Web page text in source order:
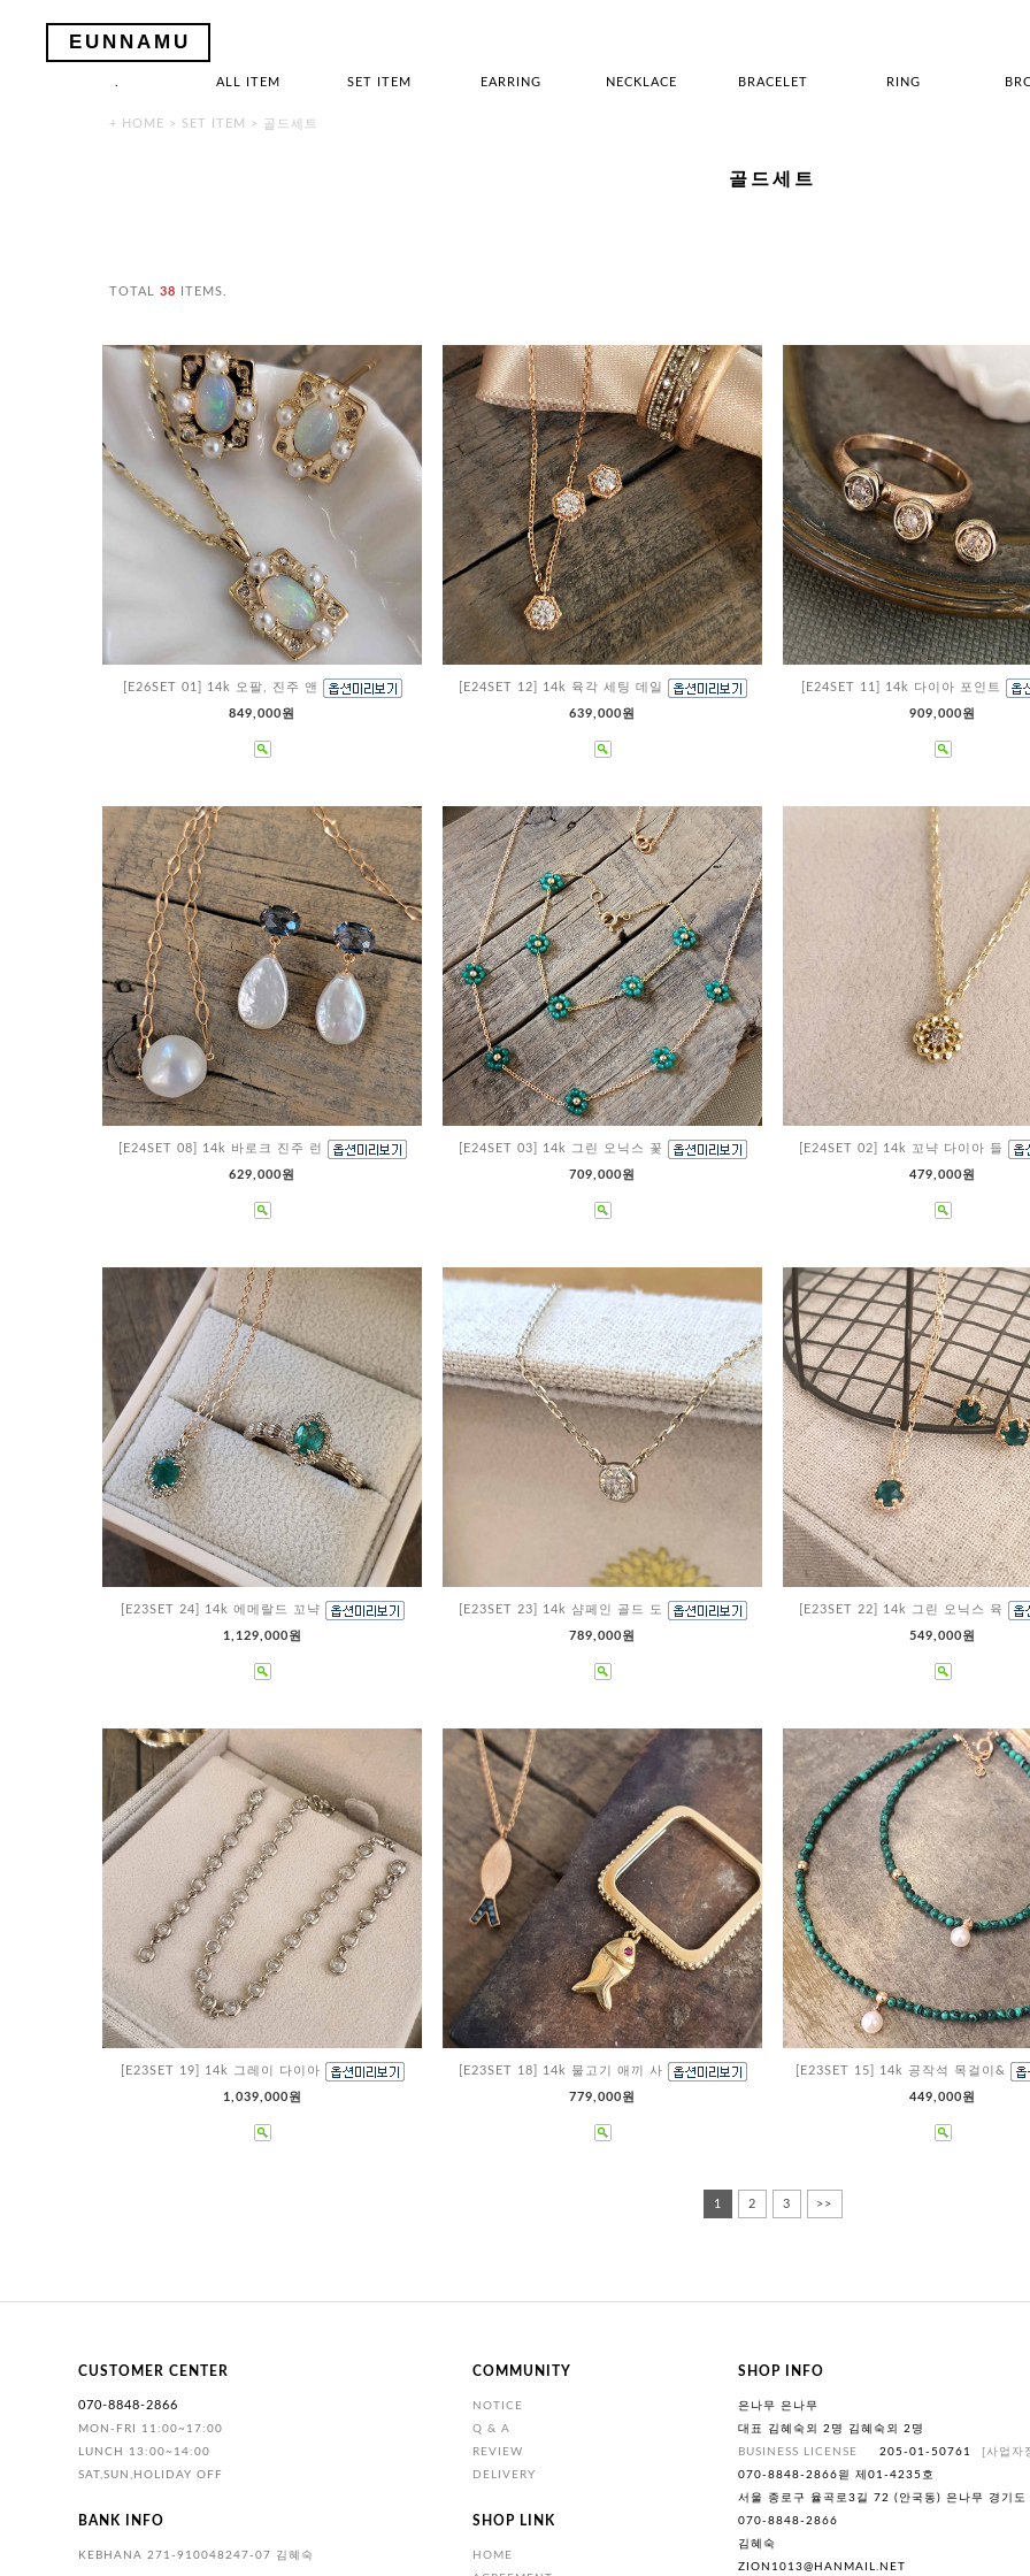
EUNNAMU
ALL ITEM SET ITEM EARRING NECKLACE BRACELET RING
+ HOME > SET ITEM > 골드세트
골드세트
TOTAL 38 ITEMS.
[E26SET 01] 14k 오팔, 진주 앤
849,000원
[E24SET 12] 14k 육각 세팅 데일
639,000원
[E24SET 11] 14k 다이아 포인트
909,000원
[E24SET 08] 14k 바로크 진주 런
629,000원
[E24SET 03] 14k 그린 오닉스 꽃
709,000원
[E24SET 02] 14k 꼬냑 다이아 들
479,000원
[E23SET 24] 14k 에메랄드 꼬냑
1,129,000원
[E23SET 23] 14k 샴페인 골드 도
789,000원
[E23SET 22] 14k 그린 오닉스 육
549,000원
[E23SET 19] 14k 그레이 다이아
1,039,000원
[E23SET 18] 14k 물고기 애끼 사
779,000원
[E23SET 15] 14k 공작석 목걸이&
449,000원
1 2 3 >>
CUSTOMER CENTER
070-8848-2866
MON-FRI 11:00~17:00
LUNCH 13:00~14:00
SAT,SUN,HOLIDAY OFF
BANK INFO
KEBHANA 271-910048247-07 김혜숙
COMMUNITY
NOTICE
Q & A
REVIEW
DELIVERY
SHOP LINK
HOME
SHOP INFO
은나무 은나무
대표 김혜숙외 2명 김혜숙외 2명
BUSINESS LICENSE
205-01-50761
[사업자
070-8848-2866읟 제01-4235호
서울 종로구 율곡로3길 72 (안국동) 은나무 경기
070-8848-2866
김혜숙
ZION1013@HANMAIL.NET